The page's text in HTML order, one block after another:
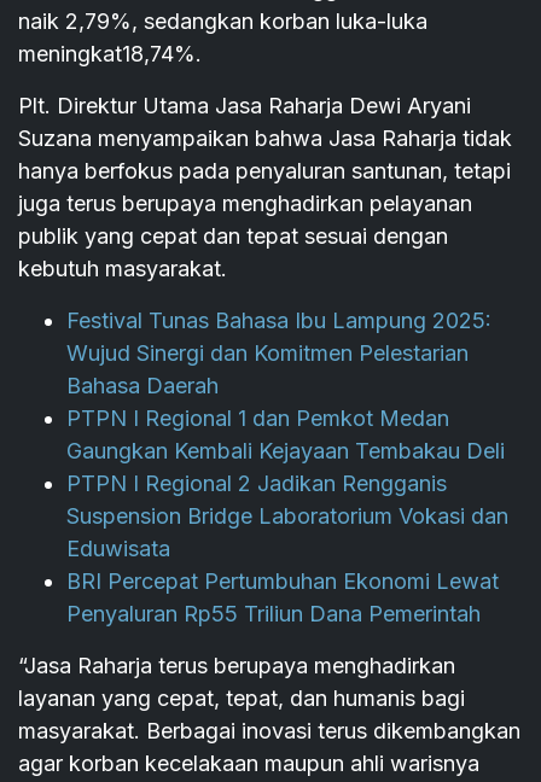
naik 2,79%, sedangkan korban luka-luka
meningkat18,74%.
Plt. Direktur Utama Jasa Raharja Dewi Aryani
Suzana menyampaikan bahwa Jasa Raharja tidak
hanya berfokus pada penyaluran santunan, tetapi
juga terus berupaya menghadirkan pelayanan
publik yang cepat dan tepat sesuai dengan
kebutuh masyarakat.
Festival Tunas Bahasa Ibu Lampung 2025:
Wujud Sinergi dan Komitmen Pelestarian
Bahasa Daerah
PTPN I Regional 1 dan Pemkot Medan
Gaungkan Kembali Kejayaan Tembakau Deli
PTPN I Regional 2 Jadikan Rengganis
Suspension Bridge Laboratorium Vokasi dan
Eduwisata
BRI Percepat Pertumbuhan Ekonomi Lewat
Penyaluran Rp55 Triliun Dana Pemerintah
“Jasa Raharja terus berupaya menghadirkan
layanan yang cepat, tepat, dan humanis bagi
masyarakat. Berbagai inovasi terus dikembangkan
agar korban kecelakaan maupun ahli warisnya